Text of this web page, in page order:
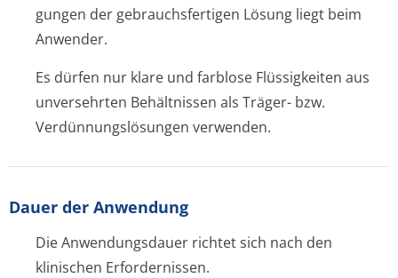
gungen der gebrauchsfertigen Lösung liegt beim
Anwender.
Es dürfen nur klare und farblose Flüssigkeiten aus
unversehrten Behältnissen als Träger- bzw.
Verdünnungslösungen verwenden.
Dauer der Anwendung
Die Anwendungsdauer richtet sich nach den
klinischen Erfordernissen.